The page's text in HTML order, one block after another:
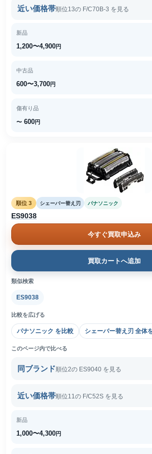
近い価格帯順位13の F/C70B-3 を見る
新品
1,200〜4,900円
中古品
600〜3,700円
傷有り品
〜 600円
順位 3 シェーバー替え刃 パナソニック
ES9038
今すぐ買取申込み
買取カートへ追加
類似検索
ES9038
比較を広げる
パナソニック を比較 シェーバー替え刃 全体
このページ内で比べる
同ブランド 順位2の ES9040 を見る
近い価格帯順位11の F/C52S を見る
新品
1,000〜4,300円